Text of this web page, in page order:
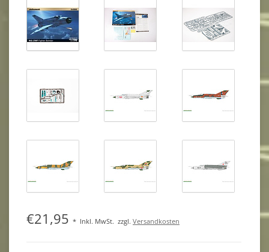
€21,95 * Inkl. MwSt. zzgl. Versandkosten